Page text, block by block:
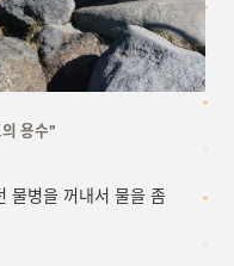
용수"
물병을 꺼내서 물을 좀